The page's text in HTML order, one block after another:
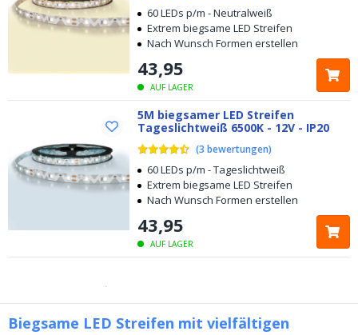
AUF LAGER
43,95
60 LEDs p/m - Neutralweiß
Extrem biegsame LED Streifen
Nach Wunsch Formen erstellen
5M biegsamer LED Streifen
Tageslichtweiß 6500K - 12V - IP20
(3 bewertungen)
AUF LAGER
43,95
60 LEDs p/m - Tageslichtweiß
Extrem biegsame LED Streifen
Nach Wunsch Formen erstellen
KostenloserVersand ab € 49,-
Heute bestellt, amselben Tag verschickt
Rücksendung innerhalb von 100 Tagen
Heute bestellt, am selben Tag verschickt
Biegsame LED Streifen mit vielfältigen